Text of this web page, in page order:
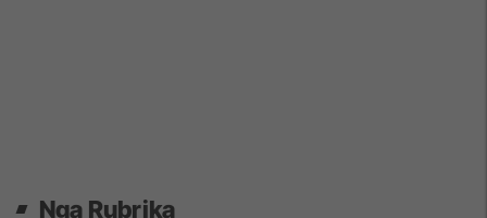
Nga Rubrika